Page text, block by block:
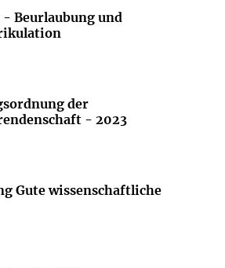
Beurlaubung und
der
- 2023
Gute wissenschaftliche